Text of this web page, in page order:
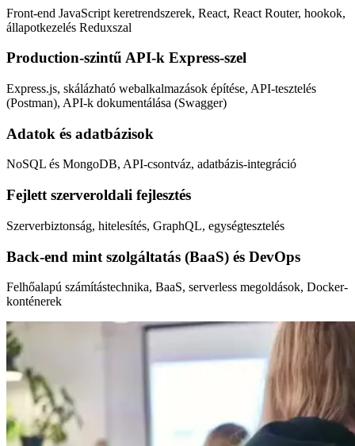
Front-end JavaScript keretrendszerek, React, React Router, hookok,
állapotkezelés Reduxszal
Production-szintű API-k Express-szel
Express.js, skálázható webalkalmazások építése, API-tesztelés
(Postman), API-k dokumentálása (Swagger)
Adatok és adatbázisok
NoSQL és MongoDB, API-csontváz, adatbázis-integráció
Fejlett szerveroldali fejlesztés
Szerverbiztonság, hitelesítés, GraphQL, egységtesztelés
Back-end mint szolgáltatás (BaaS) és DevOps
Felhőalapú számítástechnika, BaaS, serverless megoldások, Docker-
konténerek